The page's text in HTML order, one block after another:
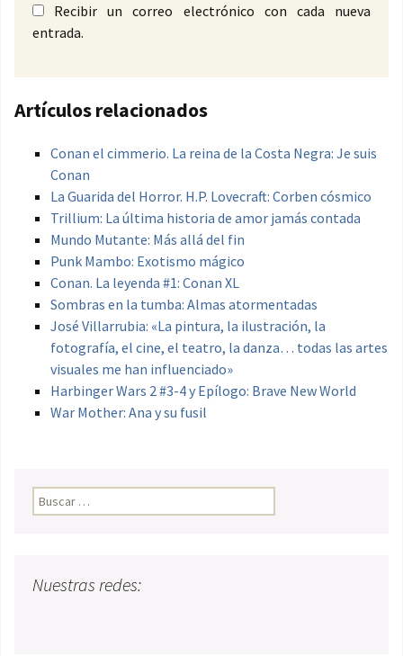
Recibir un correo electrónico con cada nueva
entrada.
Artículos relacionados
Conan el cimmerio. La reina de la Costa Negra: Je suis
Conan
La Guarida del Horror. H.P. Lovecraft: Corben cósmico
Trillium: La última historia de amor jamás contada
Mundo Mutante: Más allá del fin
Punk Mambo: Exotismo mágico
Conan. La leyenda #1: Conan XL
Sombras en la tumba: Almas atormentadas
José Villarrubia: «La pintura, la ilustración, la
fotografía, el cine, el teatro, la danza… todas las artes
visuales me han influenciado»
Harbinger Wars 2 #3-4 y Epílogo: Brave New World
War Mother: Ana y su fusil
Buscar:
Nuestras redes: